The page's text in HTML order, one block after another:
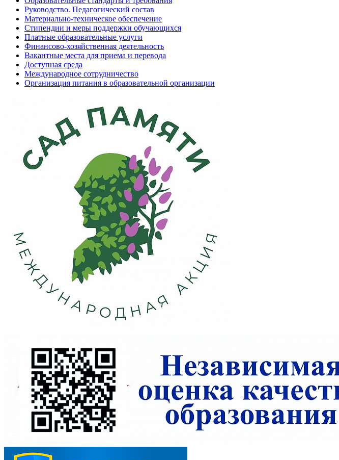
Руководство. Педагогический состав
Материально-техническое обеспечение
Стипендии и меры поддержки обучающихся
Платные образовательные услуги
Финансово-хозяйственная деятельность
Вакантные места для приема и перевода
Доступная среда
Международное сотрудничество
Организация питания в образовательной организации